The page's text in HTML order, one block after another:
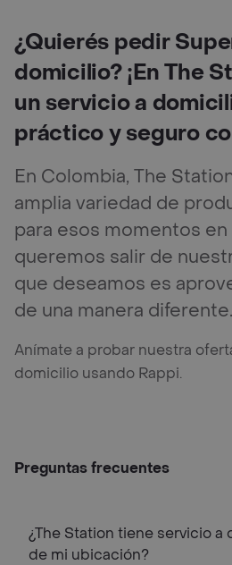
¿Quierés pedir
domicilio? ¡En The
un servicio a
práctico y seguro
En Colombia, The
amplia variedad de
para esos momentos en
queremos salir de
que deseamos es
de una manera diferente.
Anímate a probar nuestra
domicilio usando Rappi.
Preguntas frecuentes
¿The Station tiene servicio a
de mi ubicación?